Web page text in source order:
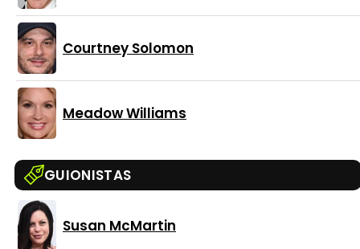
Courtney Solomon
Meadow Williams
GUIONISTAS
Susan McMartin